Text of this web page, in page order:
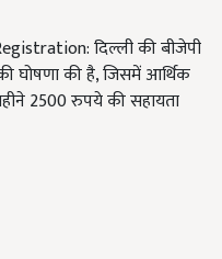
दिल्ली की बीजेपी
घोषणा की है, जिसमें आर्थिक
2500 रुपये की सहायता